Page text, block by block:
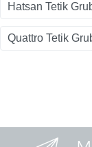
Hatsan Tetik
Quattro Tetik